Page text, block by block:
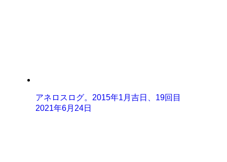
アネロスログ。2015年1月吉日、19回目
2021年6月24日